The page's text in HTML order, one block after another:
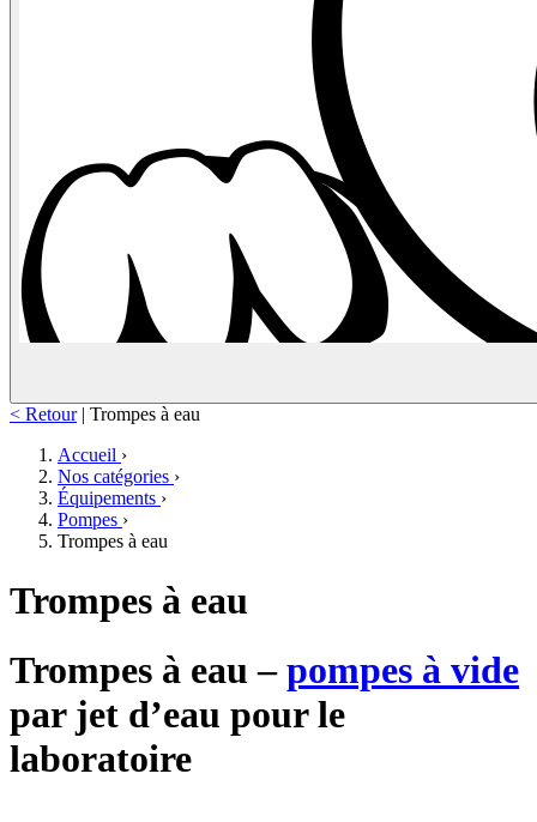
< Retour | Trompes à eau
Accueil ›
Nos catégories ›
Équipements ›
Pompes ›
Trompes à eau
Trompes à eau
Trompes à eau –pompes à vide
par jet d’eau pour le
laboratoire